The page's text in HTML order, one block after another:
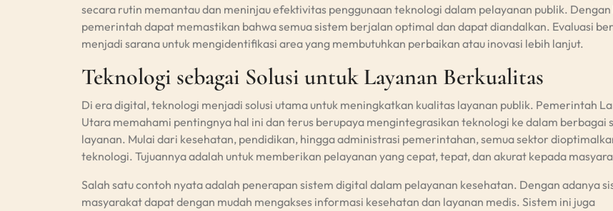
secara rutin memantau dan meninjau efektivitas penggunaan teknologi dalam pelayanan publik.
pemerintah dapat memastikan bahwa semua sistem berjalan optimal dan dapat diandalkan. Evaluasi
menjadi sarana untuk mengidentifikasi area yang membutuhkan perbaikan atau inovasi lebih lanjut.
Teknologi sebagai Solusi untuk Layanan Berkualitas
Di era digital, teknologi menjadi solusi utama untuk meningkatkan kualitas layanan publik. Pemerintah
Utara memahami pentingnya hal ini dan terus berupaya mengintegrasikan teknologi ke dalam berbagai
layanan. Mulai dari kesehatan, pendidikan, hingga administrasi pemerintahan, semua sektor
teknologi. Tujuannya adalah untuk memberikan pelayanan yang cepat, tepat, dan akurat kepada
Salah satu contoh nyata adalah penerapan sistem digital dalam pelayanan kesehatan. Dengan adanya
masyarakat dapat dengan mudah mengakses informasi kesehatan dan layanan medis. Sistem ini juga